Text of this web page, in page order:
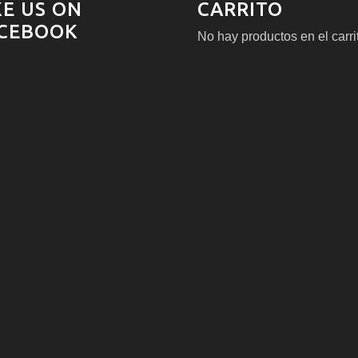
US ON
CARRITO
No hay productos en el